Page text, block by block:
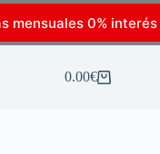
mensuales 0% interés
0.00€